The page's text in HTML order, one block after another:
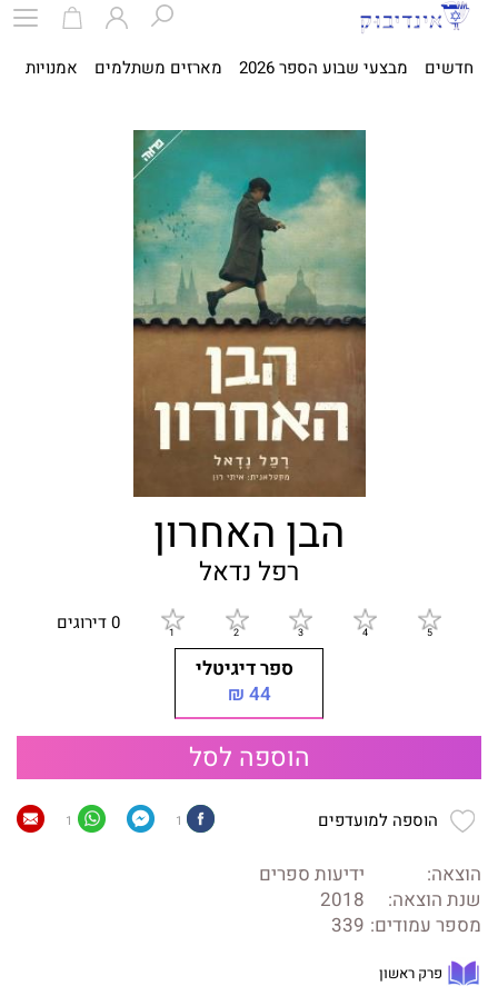
חדשים מבצעי שבוע הספר 2026 מארזים משתלמים אמנויות
הבן האחרון
רפל נדאל
0 דירוגים
ספר דיגיטלי
44 ₪
הוספה לסל
הוספה למועדפים 1
1
הוצאה:
ידיעות ספרים
שנת הוצאה:
2018
מספר עמודים: 339
פרק ראשון